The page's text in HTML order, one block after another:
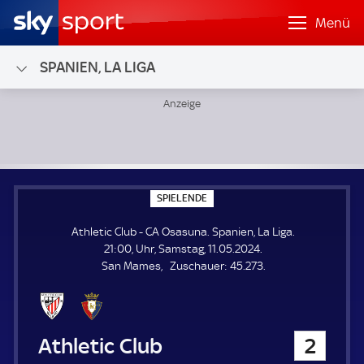
Menü
SPANIEN, LA LIGA
SPIELENDE
P
L
E
N
Athletic Club - CA Osasuna. Spanien, La Liga.
21:00, Uhr, Samstag, 11.05.2024.
San Mames
Zuschauer: Z
45.273.
Athletic Club 2